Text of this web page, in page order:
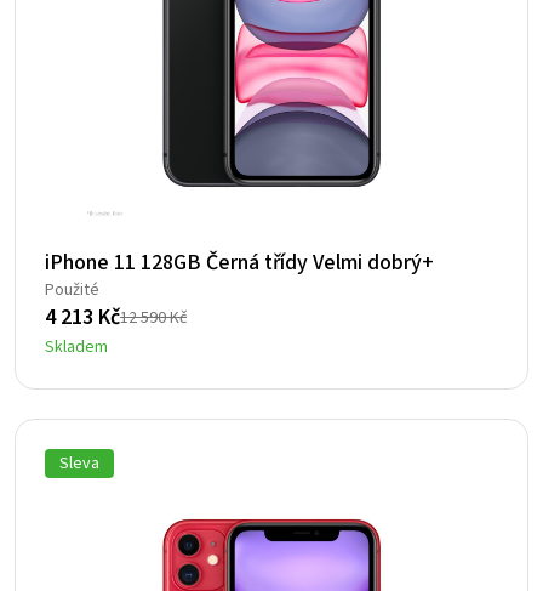
iPhone 11 128GB Černá třídy Velmi dobrý+
Použité
12 590Kč
Původní
cena
byla:
12
590 Kč.
4 213 Kč
Aktuální
cena
je:
4
213 Kč.
Skladem
Sleva